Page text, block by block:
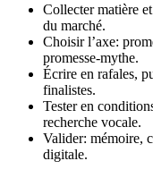
Collecter matière
du marché.
Choisir l’axe:
promesse-mythe.
Écrire en rafales,
finalistes.
Tester en
recherche vocale.
Valider: mémoire,
digitale.